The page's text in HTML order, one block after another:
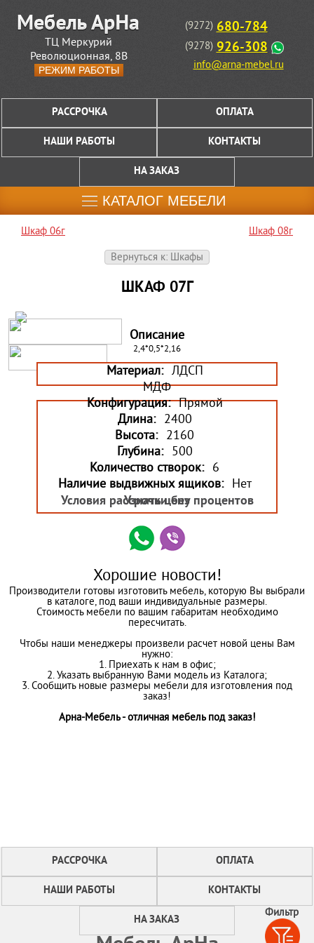
Фильтр
ТЦ Меркурий
Революционная, 8В
РЕЖИМ РАБОТЫ
(9272) 680-784
(9278) 926-308
info@arna-mebel.ru
РАССРОЧКА ОПЛАТА
НАШИ РАБОТЫ КОНТАКТЫ
НА ЗАКАЗ
КАТАЛОГ МЕБЕЛИ
Шкаф 06г
Шкаф 08г
Вернуться к: Шкафы
ШКАФ 07Г
Описание
2,4*0,5*2,16
Материал: ЛДСП
МДФ
Конфигурация: Прямой
Длина: 2400
Высота: 2160
Глубина: 500
Количество створок: 6
Наличие выдвижных ящиков: Нет
Узнать цену
Условия рассрочки без процентов
Хорошие новости!
Производители готовы изготовить мебель, которую Вы выбрали
в каталоге, под ваши индивидуальные размеры.
Стоимость мебели по вашим габаритам необходимо
пересчитать.
Чтобы наши менеджеры произвели расчет новой цены Вам
нужно:
1. Приехать к нам в офис;
2. Указать выбранную Вами модель из Каталога;
3. Сообщить новые размеры мебели для изготовления под
заказ!
Арна-Мебель - отличная мебель под заказ!
РАССРОЧКА ОПЛАТА
НАШИ РАБОТЫ КОНТАКТЫ
НА ЗАКАЗ